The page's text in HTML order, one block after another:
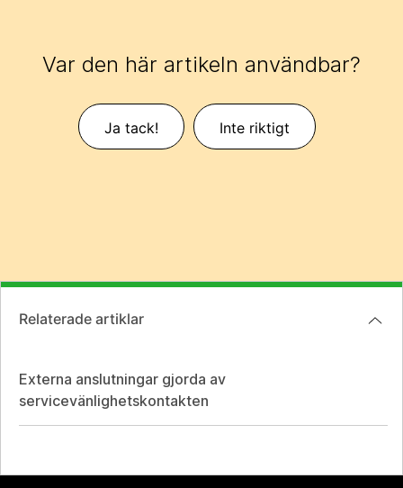
Var den här artikeln användbar?
Ja tack! Inte riktigt
Relaterade artiklar
Externa anslutningar gjorda av
servicevänlighetskontakten